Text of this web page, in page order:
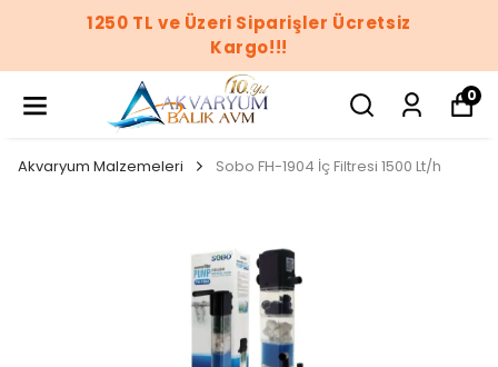
Siparişler Ücretsiz
1250 TL ve
0
Akvaryum Malzemeleri Sobo FH-1904 İç Filtresi 1500 Lt/h